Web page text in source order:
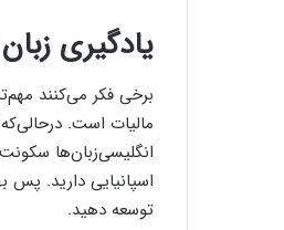
یادگیری
برخی فکر می‌کنند
مالیات است.
انگلیسی‌زبان‌ها سکونت
اسپانیایی دارید. پس
توسعه دهید.